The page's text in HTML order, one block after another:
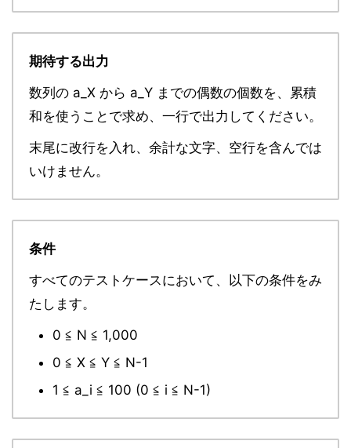
期待する出力
数列の a_X から a_Y までの偶数の個数を、累積
和を使うことで求め、一行で出力してください。
末尾に改行を入れ、余計な文字、空行を含んでは
いけません。
条件
すべてのテストケースにおいて、以下の条件をみ
たします。
0 ≦ N ≦ 1,000
0 ≦ X ≦ Y ≦ N-1
1 ≦ a_i ≦ 100 (0 ≦ i ≦ N-1)